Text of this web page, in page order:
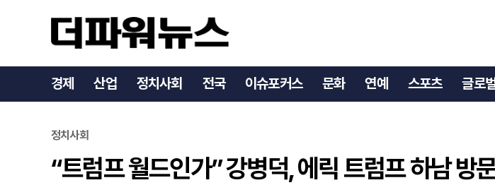
경제 산업 정치사회 전국 이슈포커스 문화 연예 스포츠 글로
“트럼프 월드인가” 강병덕, 에릭 트럼프 하남 방문 “재선용 쇼” 비
정치사회
“트럼프 월드인가” 강병덕, 에릭 트럼프 하남 방